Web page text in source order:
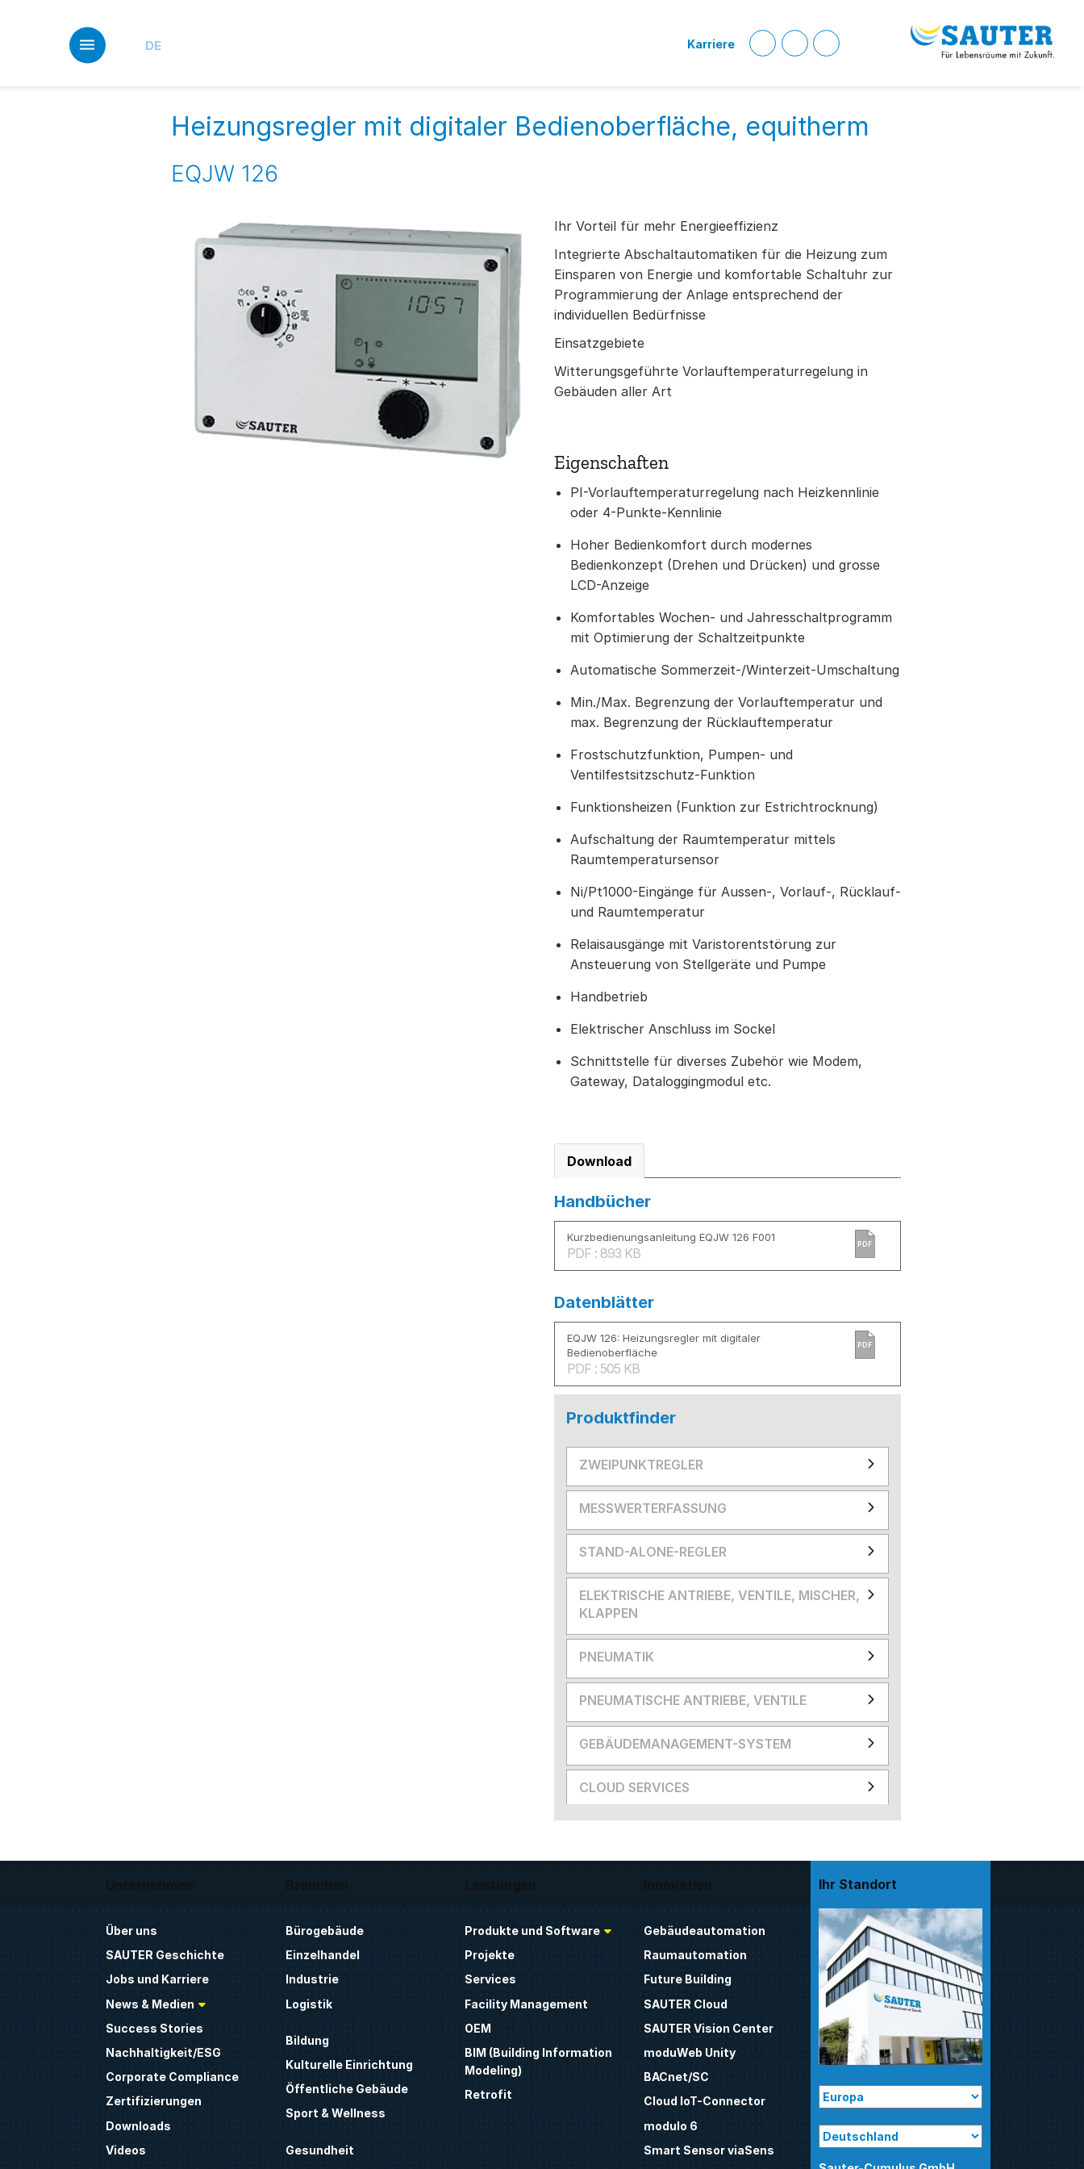
DE Karriere
Heizungsregler mit digitaler Bedienoberfläche, equitherm
EQJW 126
Ihr Vorteil für mehr Energieeffizienz
Integrierte Abschaltautomatiken für die Heizung zum
Einsparen von Energie und komfortable Schaltuhr zur
Programmierung der Anlage entsprechend der
individuellen Bedürfnisse
Einsatzgebiete
Witterungsgeführte Vorlauftemperaturregelung in
Gebäuden aller Art
Eigenschaften
PI-Vorlauftemperaturregelung nach Heizkennlinie
oder 4-Punkte-Kennlinie
Hoher Bedienkomfort durch modernes
Bedienkonzept (Drehen und Drücken) und grosse
LCD-Anzeige
Komfortables Wochen- und Jahresschaltprogramm
mit Optimierung der Schaltzeitpunkte
Automatische Sommerzeit-/Winterzeit-Umschaltung
Min./Max. Begrenzung der Vorlauftemperatur und
max. Begrenzung der Rücklauftemperatur
Frostschutzfunktion, Pumpen- und
Ventilfestsitzschutz-Funktion
Funktionsheizen (Funktion zur Estrichtrocknung)
Aufschaltung der Raumtemperatur mittels
Raumtemperatursensor
Ni/Pt1000-Eingänge für Aussen-, Vorlauf-, Rücklauf-
und Raumtemperatur
Relaisausgänge mit Varistorentstörung zur
Ansteuerung von Stellgeräte und Pumpe
Handbetrieb
Elektrischer Anschluss im Sockel
Schnittstelle für diverses Zubehör wie Modem,
Gateway, Dataloggingmodul etc.
Download
Handbücher
Kurzbedienungsanleitung EQJW 126 F001
PDF : 893 KB
PDF
Datenblätter
EQJW 126: Heizungsregler mit digitaler
Bedienoberfläche
PDF : 505 KB
PDF
Produktfinder
ZWEIPUNKTREGLER
MESSWERTERFASSUNG
STAND-ALONE-REGLER
ELEKTRISCHE ANTRIEBE, VENTILE, MISCHER,
KLAPPEN
PNEUMATIK
PNEUMATISCHE ANTRIEBE, VENTILE
GEBÄUDEMANAGEMENT-SYSTEM
CLOUD SERVICES
Unternehmen
Über uns
SAUTER Geschichte
Jobs und Karriere
News & Medien
Success Stories
Nachhaltigkeit/ESG
Corporate Compliance
Zertifizierungen
Downloads
Videos
Branchen
Bürogebäude
Einzelhandel
Industrie
Logistik
Bildung
Kulturelle Einrichtung
Öffentliche Gebäude
Sport & Wellness
Gesundheit
Leistungen
Produkte und Software
Projekte
Services
Facility Management
OEM
BIM (Building Information
Modeling)
Retrofit
Innovation
Gebäudeautomation
Raumautomation
Future Building
SAUTER Cloud
SAUTER Vision Center
moduWeb Unity
BACnet/SC
Cloud IoT-Connector
modulo 6
Smart Sensor viaSens
Ihr Standort